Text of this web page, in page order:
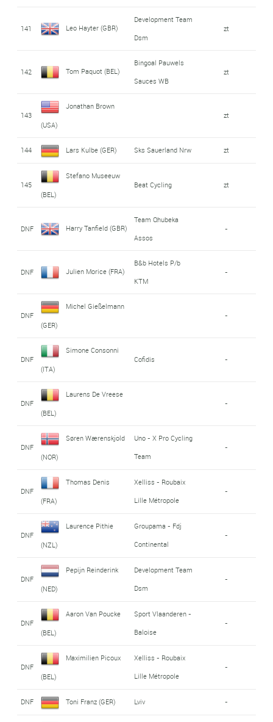
141 Leo Hayter (GBR)
Development Team
Dsm
zt
142 Tom Paquot (BEL)
Bingoal Pauwels
Sauces WB
zt
143
Jonathan Brown
(USA)
zt
144 Lars Kulbe (GER) Sks Sauerland Nrw zt
145
Stefano Museeuw
(BEL)
Beat Cycling zt
DNF Harry Tanfield (GBR)
Team Qhubeka
Assos
-
DNF Julien Morice (FRA)
B&b Hotels P/b
KTM
-
DNF
Michel Gießelmann
(GER)
-
DNF
Simone Consonni
(ITA)
Cofidis -
DNF
Laurens De Vreese
(BEL)
-
DNF
Søren Wærenskjold
(NOR)
Uno - X Pro Cycling
Team
-
DNF
Thomas Denis
(FRA)
Xelliss - Roubaix
Lille Métropole
-
DNF
Laurence Pithie
(NZL)
Groupama - Fdj
Continental
-
DNF
Pepijn Reinderink
(NED)
Development Team
Dsm
-
DNF
Aaron Van Poucke
(BEL)
Sport Vlaanderen -
Baloise
-
DNF
Maximilien Picoux
(BEL)
Xelliss - Roubaix
Lille Métropole
-
DNF Toni Franz (GER) Lviv -